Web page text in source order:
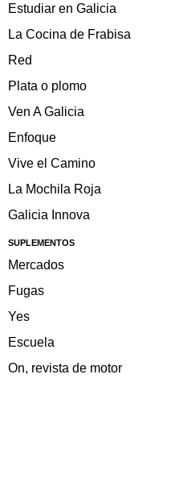
Estudiar en Galicia
La Cocina de Frabisa
Red
Plata o plomo
Ven A Galicia
Enfoque
Vive el Camino
La Mochila Roja
Galicia Innova
SUPLEMENTOS
Mercados
Fugas
Yes
Escuela
On, revista de motor